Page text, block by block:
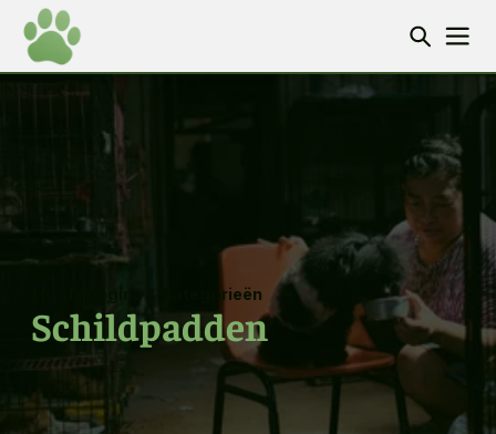
Categorieën
Schildpadden